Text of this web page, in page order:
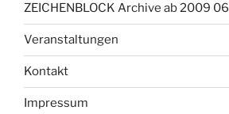
ZEICHENBLOCK Archive ab 2009 06
Veranstaltungen
Kontakt
Impressum